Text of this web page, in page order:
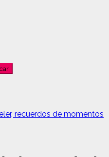
recuerdos de momentos